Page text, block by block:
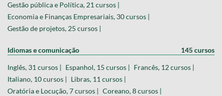
Gestão pública e Política, 21 cursos |
Economia e Finanças Empresariais, 30 cursos |
Gestão de projetos, 25 cursos |
Idiomas e comunicação 145 cursos
Inglês, 31 cursos | Espanhol, 15 cursos | Francês, 12 cursos |
Italiano, 10 cursos | Libras, 11 cursos |
Oratória e Locução, 7 cursos | Coreano, 8 cursos |